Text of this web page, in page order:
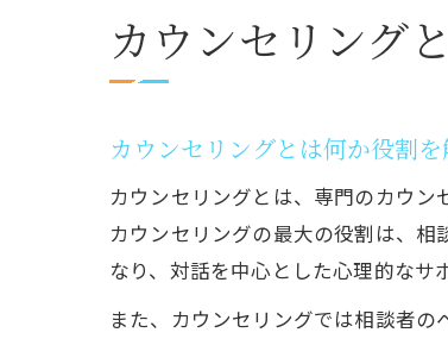
カウンセリング
カウンセリングとは何か役割
カウンセリングとは、専門のカウン
カウンセリングの最大の役割は、
なり、対話を中心とした心理的なサ
また、カウンセリングでは相談者